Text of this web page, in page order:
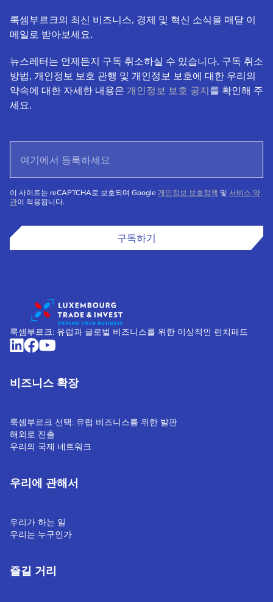
룩셈부르크의 최신 비즈니스, 경제 및 혁신 소식을 매달 이
메일로 받아보세요.
뉴스레터는 언제든지 구독 취소하실 수 있습니다. 구독 취소
방법, 개인정보 보호 관행 및 개인정보 보호에 대한 우리의
약속에 대한 자세한 내용은 개인정보 보호 공지를 확인해 주
세요.
이 사이트는 reCAPTCHA로 보호되며 Google 개인정보 보호정책 및 서비스 약
관이 적용됩니다.
구독하기
룩셈부르크: 유럽과 글로벌 비즈니스를 위한 이상적인 런치패드
비즈니스 확장
룩셈부르크 선택: 유럽 비즈니스를 위한 발판
해외로 진출
우리의 국제 네트워크
우리에 관해서
우리가 하는 일
우리는 누구인가
즐길 거리